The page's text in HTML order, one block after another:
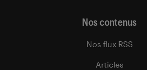
Nos contenus
Nos flux RSS
Articles